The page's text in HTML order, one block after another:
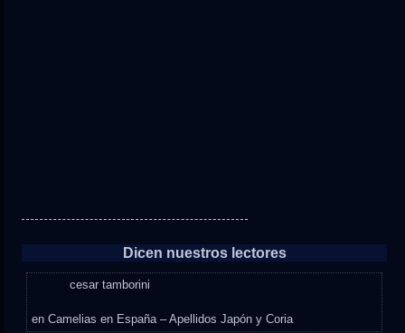
Dicen nuestros lectores
cesar tamborini
enCamelias en España – Apellidos Japón y Coria